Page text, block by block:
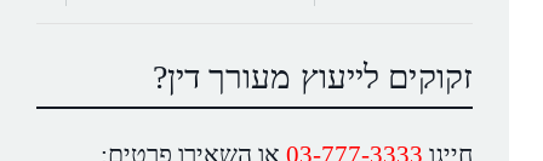
זקוקים לייעוץ מעורך דין?
חייגו 03-777-3333 או השאירו פרטים: